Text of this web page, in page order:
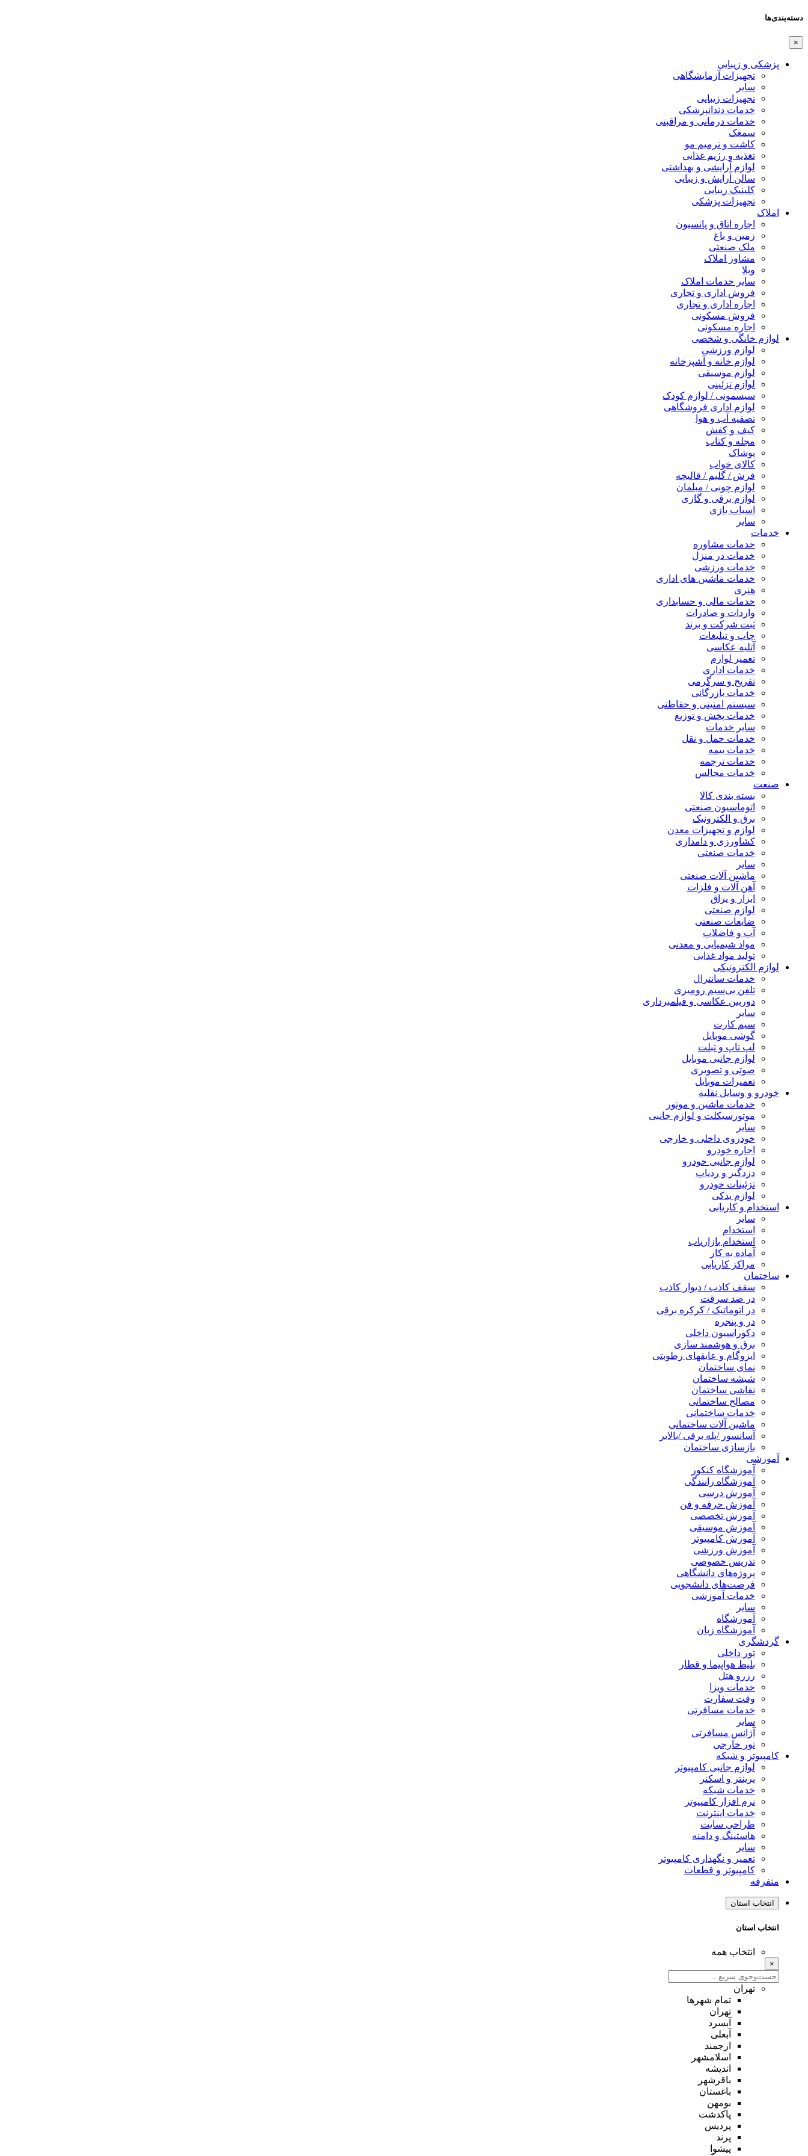
دسته‌بندی‌ها
×
پزشکی و زیبایی
تجهیزات آزمایشگاهی
سایر
تجهیزات زیبایی
خدمات دندانپزشکی
خدمات درمانی و مراقبتی
سمعک
کاشت و ترمیم مو
تغذیه و رژیم غذایی
لوازم آرایشی و بهداشتی
سالن آرایش و زیبایی
کلینیک زیبایی
تجهیزات پزشکی
املاک
اجاره اتاق و پانسیون
زمین و باغ
ملک صنعتی
مشاور املاک
ویلا
سایر خدمات املاک
فروش اداری و تجاری
اجاره اداری و تجاری
فروش مسکونی
اجاره مسکونی
لوازم خانگی و شخصی
لوازم ورزشی
لوازم خانه و آشپزخانه
لوازم موسیقی
لوازم تزئینی
سیسمونی / لوازم کودک
لوازم اداری فروشگاهی
تصفیه آب و هوا
کیف و کفش
مجله و کتاب
پوشاک
کالای خواب
فرش / گلیم / قالیچه
لوازم چوبی / مبلمان
لوازم برقی و گازی
اسباب بازی
سایر
خدمات
خدمات مشاوره
خدمات در منزل
خدمات ورزشی
خدمات ماشین های اداری
هنری
خدمات مالی و حسابداری
واردات و صادرات
ثبت شرکت و برند
چاپ و تبلیغات
آتلیه عکاسی
تعمیر لوازم
خدمات اداری
تفریح و سرگرمی
خدمات بازرگانی
سیستم امنیتی و حفاظتی
خدمات پخش و توزیع
سایر خدمات
خدمات حمل و نقل
خدمات بیمه
خدمات ترجمه
خدمات مجالس
صنعت
بسته بندی کالا
اتوماسیون صنعتی
برق و الکترونیک
لوازم و تجهیزات معدن
کشاورزی و دامداری
خدمات صنعتی
سایر
ماشین آلات صنعتی
آهن آلات و فلزات
ابزار و یراق
لوازم صنعتی
ضایعات صنعتی
آب و فاضلاب
مواد شیمیایی و معدنی
تولید مواد غذایی
لوازم الکترونیکی
خدمات سانترال
تلفن بی‌سیم رومیزی
دوربین عکاسی و فیلمبرداری
سایر
سیم کارت
گوشی موبایل
لپ تاپ و تبلت
لوازم جانبی موبایل
صوتی و تصویری
تعمیرات موبایل
خودرو و وسایل نقلیه
خدمات ماشین و موتور
موتورسیکلت و لوازم جانبی
سایر
خودروی داخلی و خارجی
اجاره خودرو
لوازم جانبی خودرو
دزدگیر و ردیاب
تزئینات خودرو
لوازم یدکی
استخدام و کاریابی
سایر
استخدام
استخدام بازاریاب
آماده به کار
مراکز کاریابی
ساختمان
سقف کاذب / دیوار کاذب
در ضد سرقت
در اتوماتیک / کرکره برقی
در و پنجره
دکوراسیون داخلی
برق و هوشمند سازی
ایزوگام و عایقهای رطوبتی
نمای ساختمان
شیشه ساختمان
نقاشی ساختمان
مصالح ساختمانی
خدمات ساختمانی
ماشین آلات ساختمانی
آسانسور /پله برقی /بالابر
بازسازی ساختمان
آموزشی
آموزشگاه کنکور
آموزشگاه رانندگی
آموزش درسی
آموزش حرفه و فن
آموزش تخصصی
آموزش موسیقی
آموزش کامپیوتر
آموزش ورزشی
تدریس خصوصی
پروژه‌های دانشگاهی
فرصت‌های دانشجویی
خدمات آموزشی
سایر
آموزشگاه
آموزشگاه زبان
گردشگری
تور داخلی
بلیط هواپیما و قطار
رزرو هتل
خدمات ویزا
وقت سفارت
خدمات مسافرتی
سایر
آژانس مسافرتی
تور خارجی
کامپیوتر و شبکه
لوازم جانبی کامپیوتر
پرینتر و اسکنر
خدمات شبکه
نرم افزار کامپیوتر
خدمات اینترنت
طراحی سایت
هاستینگ و دامنه
سایر
تعمیر و نگهداری کامپیوتر
کامپیوتر و قطعات
متفرقه
انتخاب استان
انتخاب استان
انتخاب همه
×
تهران
تمام شهر‌ها
تهران
آبسرد
آبعلی
ارجمند
اسلامشهر
اندیشه
باقرشهر
باغستان
بومهن
پاکدشت
پردیس
پرند
پیشوا